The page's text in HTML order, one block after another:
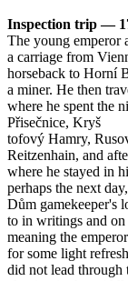
Inspection trip —
The young emperor
a carriage from
horseback to Horní
a miner. He then
where he spent the
Přisečnice, Kryš
tofový Hamry,
Reitzenhain, and
where he stayed in
perhaps the next
Dům gamekeeper's
to in writings and on
meaning the
for some light
did not lead through